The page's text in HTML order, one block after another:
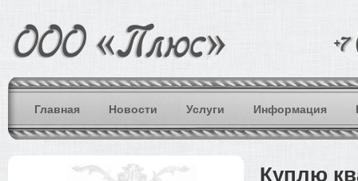
Главная Новости Услуги Информация
Куплю